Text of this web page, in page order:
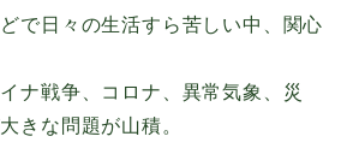
で日々の生活すら苦しい中、関心
ナ戦争、コロナ、異常気象、災
きな問題が山積。